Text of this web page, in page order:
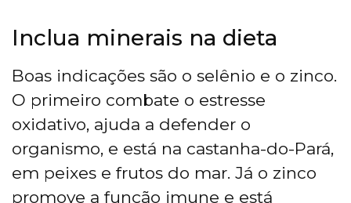
Inclua minerais na dieta
Boas indicações são o selênio e o zinco.
O primeiro combate o estresse
oxidativo, ajuda a defender o
organismo, e está na castanha-do-Pará,
em peixes e frutos do mar. Já o zinco
promove a função imune e está